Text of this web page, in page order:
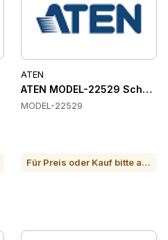
Schalter
ATEN
ATEN MODEL-22529 Schalter
MODEL-22529
Für Preis oder Kauf bitte anrufen